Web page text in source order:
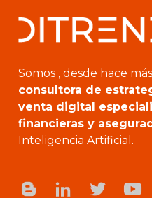
Somos , desde hace
consultora de
venta digital
financieras y
Inteligencia Artificial.